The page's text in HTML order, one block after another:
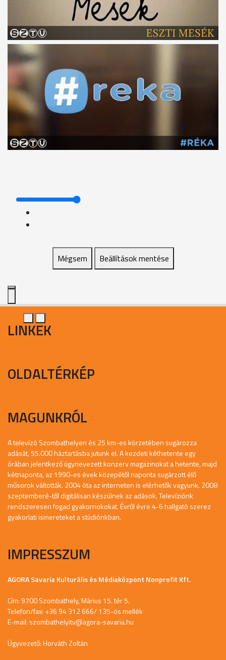
Mégsem Beállítások mentése
LINKEK
OLDALTÉRKÉP
MAGUNKRÓL
A televízó Szombathelyen és 25 km-es körzetében sugározza
adását, 55.000 háztartásba jutunk el. A kezdeti kéthetente egy
órában jelentkező úgynevezett konzerv magazinokat a hetente, majd
kétnaponta, az 1990-es évek közepétől naponta sugárzott élő
műsorok váltották. 2004 óta az interneten is elérhetők vagyunk. 2008
szeptemberé-től digitálisan készülnek az adások. Televíziónk
rendszeresen fogad gyakornokokat. Évről évre 4-6 hallgató szerez
gyakorlati ismereteket a stúdiónkban.
IMPRESSZUM
AGORA Savaria Kulturális és Médiaközpont Nonprofit Kft.
Cím: 9700 Szombathely, Márius 15. tér 5.
Telefon/fax: +36 94 312 666/ 135-ös mellék
E-mail: szombathelyitv@agora-savaria.hu
Ügyvezető: Horváth Zoltán